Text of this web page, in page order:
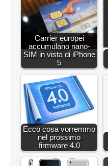
Carrier europei
accumulano nano-
SIM in vista di iPhone
5
Ecco cosa vorremmo
nel prossimo
firmware 4.0